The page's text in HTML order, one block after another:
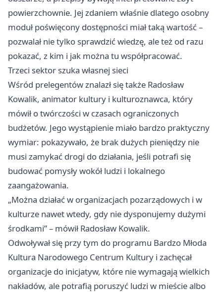
powierzchownie. Jej zdaniem właśnie dlatego osobny
moduł poświęcony dostępności miał taką wartość –
pozwalał nie tylko sprawdzić wiedzę, ale też od razu
pokazać, z kim i jak można tu współpracować.
Trzeci sektor szuka własnej sieci
Wśród prelegentów znalazł się także Radosław
Kowalik, animator kultury i kulturoznawca, który
mówił o twórczości w czasach ograniczonych
budżetów. Jego wystąpienie miało bardzo praktyczny
wymiar: pokazywało, że brak dużych pieniędzy nie
musi zamykać drogi do działania, jeśli potrafi się
budować pomysły wokół ludzi i lokalnego
zaangażowania.
„Można działać w organizacjach pozarządowych i w
kulturze nawet wtedy, gdy nie dysponujemy dużymi
środkami” – mówił Radosław Kowalik.
Odwoływał się przy tym do programu Bardzo Młoda
Kultura Narodowego Centrum Kultury i zachęcał
organizacje do inicjatyw, które nie wymagają wielkich
nakładów, ale potrafią poruszyć ludzi w mieście albo